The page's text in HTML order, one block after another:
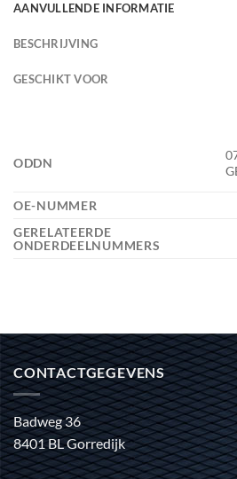
AANVULLENDE INFORMATIE
BESCHRIJVING
GESCHIKT VOOR
ODDN
OE-NUMMER
GERELATEERDE
ONDERDEELNUMMERS
CONTACTGEGEVENS
Badweg 36
8401 BL Gorredijk